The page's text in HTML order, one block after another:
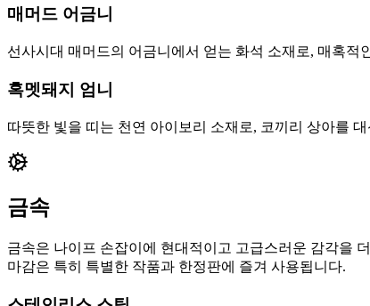
매머드 어금니
선사시대 매머드의 어금니에서 얻는 화석 소재로, 매혹적
혹멧돼지 엄니
따뜻한 빛을 띠는 천연 아이보리 소재로, 코끼리 상아를
금속
금속은 나이프 손잡이에 현대적이고 고급스러운 감각을
마감은 특히 특별한 작품과 한정판에 즐겨 사용됩니다.